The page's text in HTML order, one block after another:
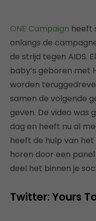
ONE Campaign heeft
onlangs de
de strijd tegen AIDS.
baby’s geboren met
worden
samen de volgende
geven. De video was
dag en heeft nu al
heeft de hulp van het
horen door een
deel het binnen je
Twitter: Yours